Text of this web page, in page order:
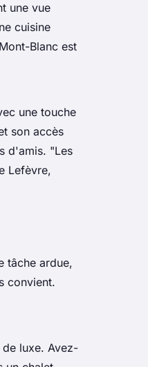
une vue
cuisine
Blanc est
une touche
son accès
d'amis. "Les
Lefèvre,
tâche ardue,
convient.
luxe. Avez-